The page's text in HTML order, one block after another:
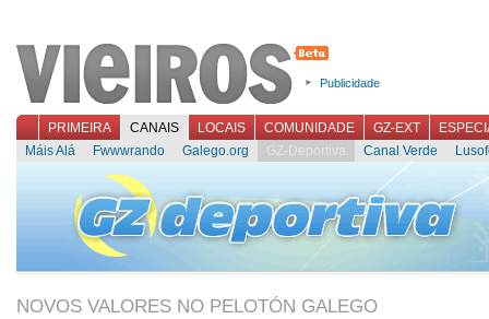
Publicidade
PRIMEIRA CANAIS LOCAIS COMUNIDADE GZ-EXT
Máis Alá
Fwwwrando Galego.org GZ-Deportiva Canal Verde
NOVOS VALORES NO PELOTÓN GALEGO